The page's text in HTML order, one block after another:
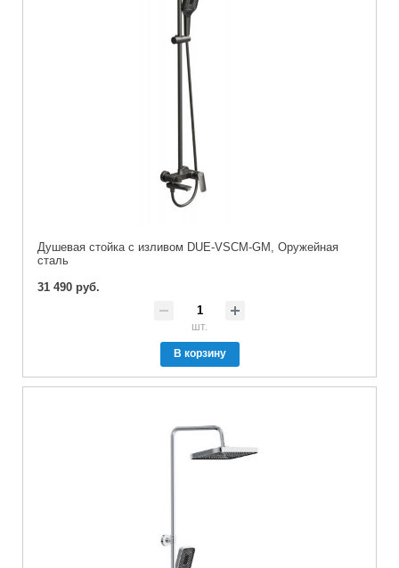
Душевая стойка с изливом DUE-VSCM-GM, Оружейная
сталь
31 490 руб.
шт.
В корзину